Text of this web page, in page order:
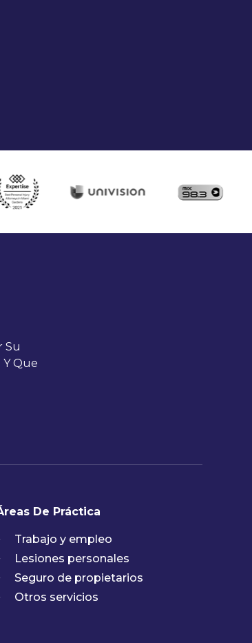
Su
Que
De Práctica
Trabajo y empleo
Lesiones personales
Seguro de propietarios
Otros servicios